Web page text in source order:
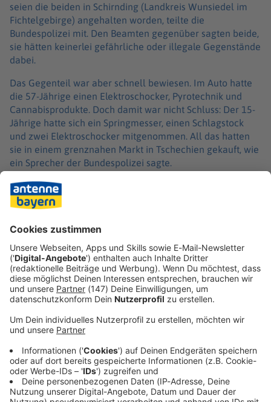
seien die beiden in Schirnding (Landkreis Wunsiedel im
Fichtelgebirge) angehalten worden, teilte die
Bundespolizei mit. Den Beamten gegenüber sagten beide,
sie hätten keinerlei gefährliche oder illegale Gegenstände
dabei.
Das Gegenteil war aber schnell bewiesen. Im Auto hatte
die 57-Jährige einen Elektroschocker, Pyrotechnik und
Cannabisprodukte. Doch damit war nicht Schluss: Der 15-
Jährige hatte sich ein Springmesser, einen Schlagstock
und zwei Elektroschocker mitgenommen. All das hatten
sie in einem grenznahen Markt in Tschechien gekauft, wie
ein Sprecher der Bundespolizei sagte.
Die Beamten kassierten die Gegenstände ein. Damit
musste das Mutter-Sohn-Gespann mit leeren Händen
weiterreisen. Gegen die beiden wird unter anderem
wegen Verstößen gegen das Sprengstoffgesetz und das